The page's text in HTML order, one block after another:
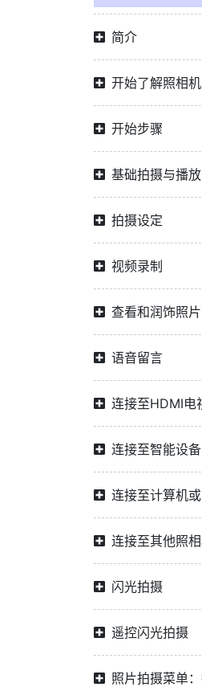
简介
开始了解照相
开始步骤
基础拍摄与播放
拍摄设定
视频录制
查看和润饰照片
语音留言
连接至HDMI电
连接至智能设备
连接至计算机
连接至其他照
闪光拍摄
遥控闪光拍摄
照片拍摄菜单